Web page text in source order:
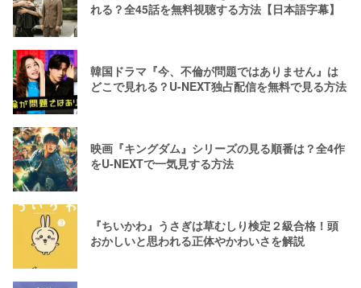
れる？全45話を無料視聴する方法【日本語字幕】
韓国ドラマ『今、不倫が問題ではありません』は
どこで見れる？U-NEXT独占配信を無料で見る方法
映画『キングダム』シリーズの見る順番は？全4作
をU-NEXTで一気見する方法
『ちいかわ』うさぎは草むしり検定２級合格！頭
おかしいと思われる正体やかわいさを解説